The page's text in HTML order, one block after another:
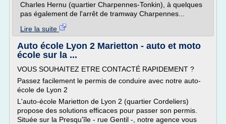
Charles Hernu (quartier Charpennes-Tonkin), à quelques
pas également de l'arrêt de tramway Charpennes...
Lire la suite
Auto école Lyon 2 Marietton - auto et moto
école sur la ...
VOUS SOUHAITEZ ETRE CONTACTÉ RAPIDEMENT ?
Passez facilement le permis de conduire avec notre auto-
école de Lyon 2
L'auto-école Marietton de Lyon 2 (quartier Cordeliers)
propose des solutions efficaces pour passer son permis.
Située sur la Presqu'île - rue Gentil -, notre agence vous